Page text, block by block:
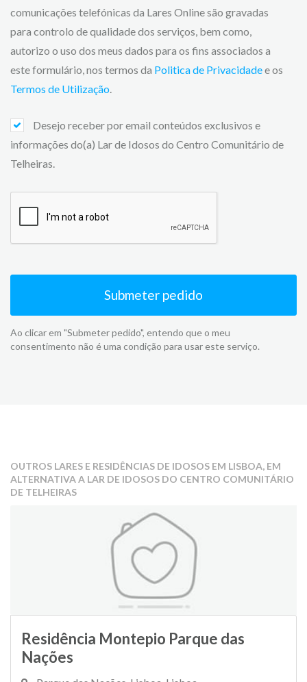
comunicações telefónicas da Lares Online são gravadas
para controlo de qualidade dos serviços, bem como,
autorizo o uso dos meus dados para os fins associados a
este formulário, nos termos da Politica de Privacidadee os
Termos de Utilização.
Desejo receber por email conteúdos exclusivos e
informações do(a) Lar de Idosos do Centro Comunitário de
Telheiras.
Submeter pedido
Ao clicar em "Submeter pedido", entendo que o meu
consentimento não é uma condição para usar este serviço.
OUTROS LARES E RESIDÊNCIAS DE IDOSOS EM LISBOA, EM
ALTERNATIVA A LAR DE IDOSOS DO CENTRO COMUNITÁRIO
DE TELHEIRAS
Residência Montepio Parque das
Nações